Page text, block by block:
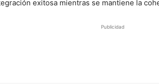
exitosa mientras se mantiene la
Publicidad